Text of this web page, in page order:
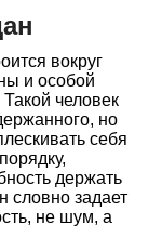
вокруг
и особой
Такой человек
но
себя
держать
словно задает
не шум, а